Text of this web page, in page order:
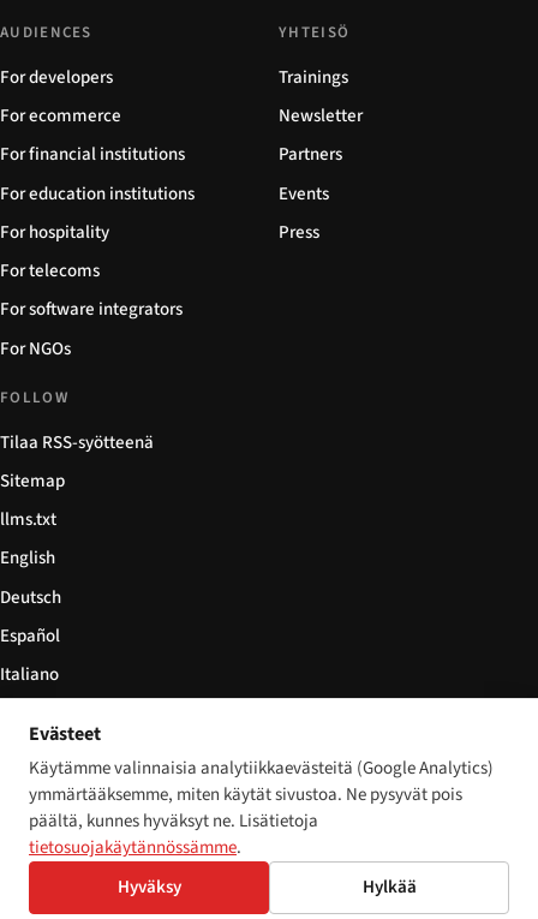
AUDIENCES
For developers
For ecommerce
For financial institutions
For education institutions
For hospitality
For telecoms
For software integrators
For NGOs
YHTEISÖ
Trainings
Newsletter
Partners
Events
Press
FOLLOW
Tilaa RSS-syötteenä
Sitemap
llms.txt
English
Deutsch
Español
Italiano
© 2026 Disability World. Kaikki oikeudet pidätetään. Cookie settings
DeutschEspañol PolskiFrançais
Evästeet
Käytämme valinnaisia analytiikkaevästeitä (Google Analytics)
ymmärtääksemme, miten käytät sivustoa. Ne pysyvät pois
päältä, kunnes hyväksyt ne. Lisätietoja
tietosuojakäytännössämme.
Hyväksy
Hylkää